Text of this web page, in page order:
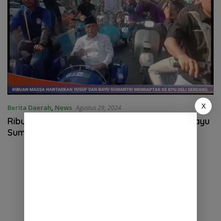
Berita Daerah, News Agustus 29, 2024
Ribuan Massa iringi M.Ali Yusuf Siregar dan Bayu
Sumantri Ke KPU Deli Serdang
X